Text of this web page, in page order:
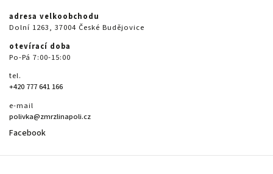
adresa velkoobchodu
Dolní 1263, 37004 České Budějovice
otevírací doba
Po-Pá 7:00-15:00
tel.
+420 777 641 166
e-mail
polivka@zmrzlinapoli.cz
Facebook